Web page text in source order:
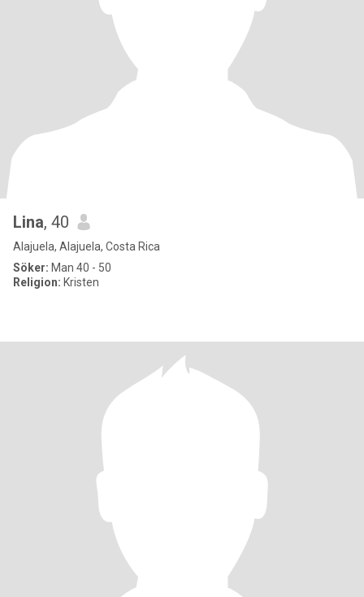
Lina, 40
Alajuela, Alajuela, Costa Rica
Söker: Man 40 - 50
Religion: Kristen